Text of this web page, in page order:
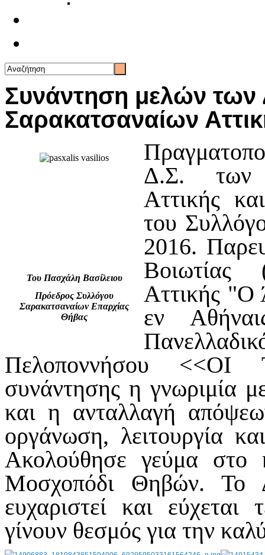
Συνάντηση μελών
Σαρακατσαναίων
Του Πασχάλη Βασίλειου
Πρόεδρος Συλλόγου
Σαρακατσαναίων Επαρχίας
Θήβας
Δ.Σ. των
Αττικής
του
2016.
Βοιωτίας
Αττικής "Ο
εν
Πελοποννήσου <<ΟΙ
συνάντησης η γνωριμία
και η ανταλλαγή
οργάνωση, λειτουργία
Ακολούθησε γεύμα στο
Μοσχοπόδι Θηβών. Το
ευχαριστεί και εύχεται
γίνουν θεσμός για την